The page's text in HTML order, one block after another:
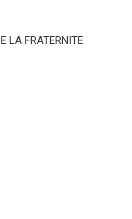
LA FRATERNITE